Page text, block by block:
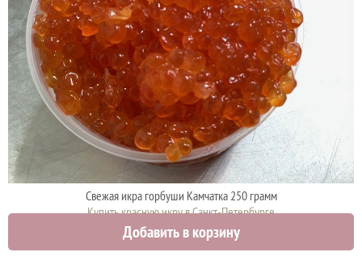
Свежая икра горбуши Камчатка 250 грамм
Купить красную икру в Санкт-Петербурге
4425 руб.
Добавить в корзину